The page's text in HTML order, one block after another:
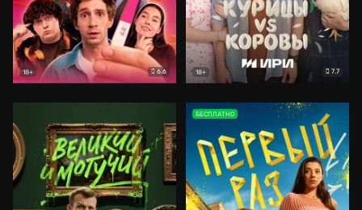
18+ 6.6 18+ 7.7
БЕСПЛАТНО